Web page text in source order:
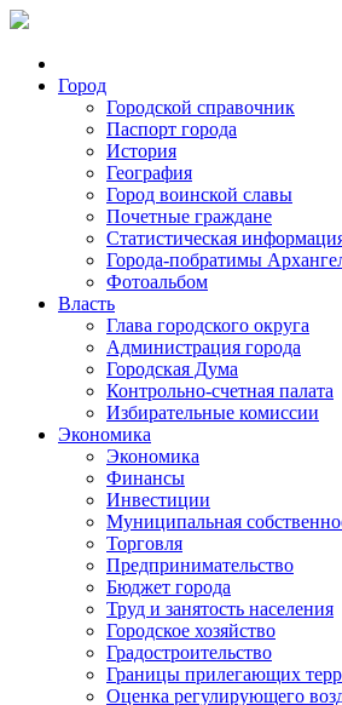
Город
Городской справочник
Паспорт города
История
География
Город воинской славы
Почетные граждане
Статистическая
Города-побратимы
Фотоальбом
Власть
Глава городского округа
Администрация города
Городская Дума
Контрольно-счетная палата
Избирательные комиссии
Экономика
Экономика
Финансы
Инвестиции
Муниципальная
Торговля
Предпринимательство
Бюджет города
Труд и занятость населения
Городское хозяйство
Градостроительство
Границы прилегающих
Оценка регулирующего